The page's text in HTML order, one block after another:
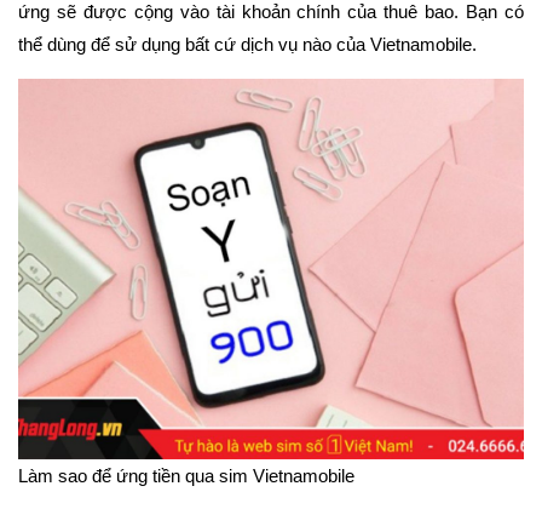
ứng sẽ được cộng vào tài khoản chính của thuê bao. Bạn có
thể dùng để sử dụng bất cứ dịch vụ nào của Vietnamobile.
Làm sao để ứng tiền qua sim Vietnamobile